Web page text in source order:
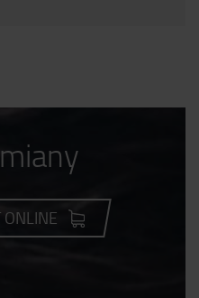
ONLINE